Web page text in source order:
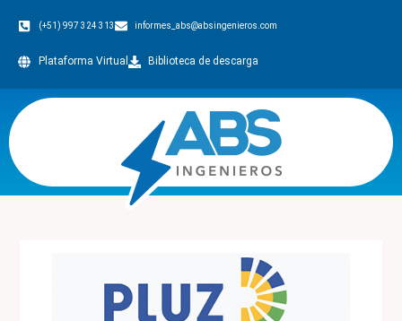
(+51) 997 324 313 informes_abs@absingenieros.com
Plataforma Virtual Biblioteca de descarga